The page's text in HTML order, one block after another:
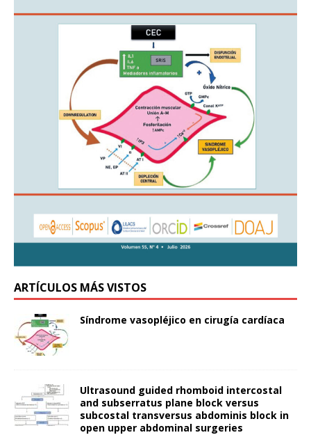
ARTÍCULOS MÁS VISTOS
Síndrome vasopléjico en cirugía cardíaca
Ultrasound guided rhomboid intercostal
and subserratus plane block versus
subcostal transversus abdominis block in
open upper abdominal surgeries